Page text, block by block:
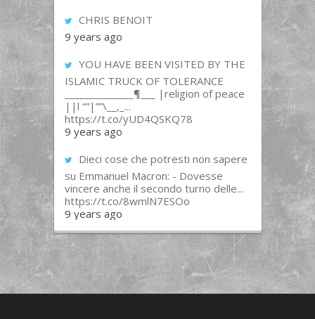
CHRIS BENOIT
9 years ago
YOU HAVE BEEN VISITED BY THE
ISLAMIC TRUCK OF TOLERANCE
______________¶___ |religion of peace
||l “”|””\__,_...
https://t.co/yUD4QSKQ78
9 years ago
Dieci cose che potresti non sapere
su Emmanuel Macron: - Dovesse
vincere anche il secondo turno delle...
https://t.co/8wmlN7ESOo
9 years ago